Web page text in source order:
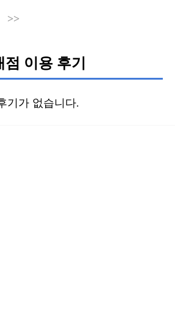
>>
이용 후기
기가 없습니다.